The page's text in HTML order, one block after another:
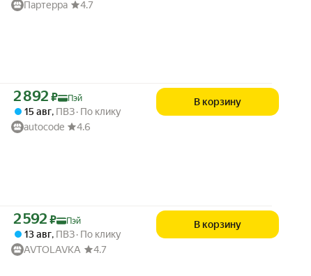
Партерра
4.7
Цена с картой Яндекс Пэй 2892 ₽ вместо
2 892 ₽ Пэй
15 авг, ПВЗ По клику
autocode
4.6
В корзину
Цена с картой Яндекс Пэй 2592 ₽ вместо
2 592 ₽ Пэй
13 авг, ПВЗ По клику
AVTOLAVKA
4.7
В корзину